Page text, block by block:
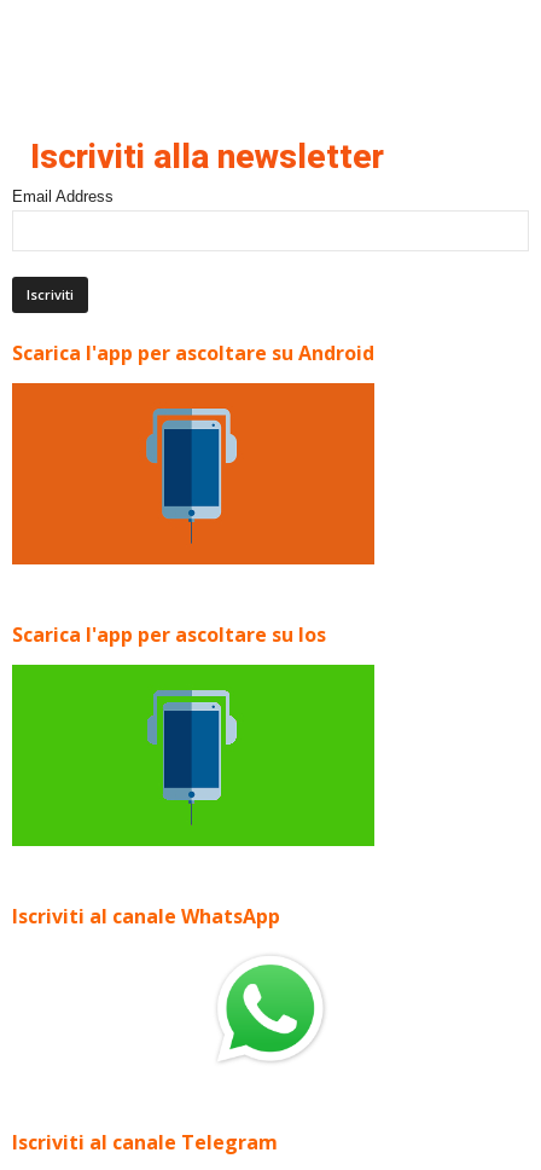
Iscriviti alla newsletter
Email Address
Scarica l'app per ascoltare su Android
Scarica l'app per ascoltare su Ios
Iscriviti al canale WhatsApp
Iscriviti al canale Telegram